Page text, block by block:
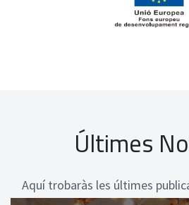
Últimes
Aquí trobaràs les últimes